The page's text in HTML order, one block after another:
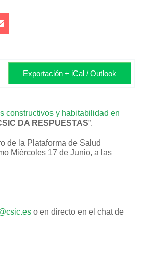
Exportación + iCal / Outlook
constructivos y habitabilidad en
DA RESPUESTAS”.
de la Plataforma de Salud
Miércoles 17 de Junio, a las
o en directo en el chat de